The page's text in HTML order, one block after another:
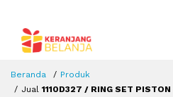
Beranda
Produk
Jual 1110D327 / RING SET PISTON